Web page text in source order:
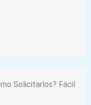
Solicitarlos? Fácil